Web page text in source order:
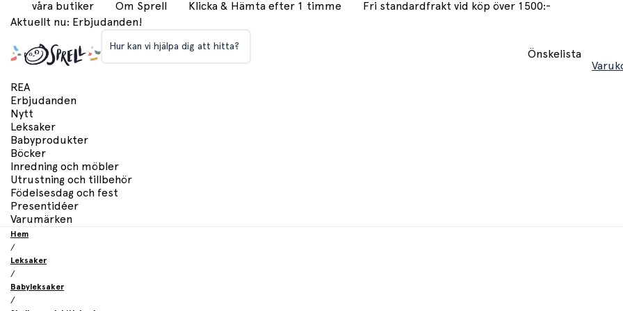
våra butiker Om Sprell Klicka & Hämta efter 1 timme
Fri standardfrakt vid köp över 1500:-
Aktuellt nu: Erbjudanden!
Hur kan vi hjälpa dig att hitta?
Önskelista
REA
Erbjudanden
Nytt
Leksaker
Babyprodukter
Böcker
Inredning och möbler
Utrustning och tillbehör
Födelsesdag och fest
Presentidéer
Varumärken
Hem
/
Leksaker
/
Babyleksaker
/